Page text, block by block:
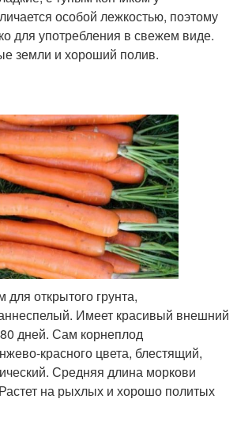
особой лежкостью, поэтому
для употребления в свежем виде.
земли и хороший полив.
для открытого грунта,
Имеет красивый внешний
дней. Сам корнеплод
красного цвета, блестящий,
Средняя длина моркови
на рыхлых и хорошо политых